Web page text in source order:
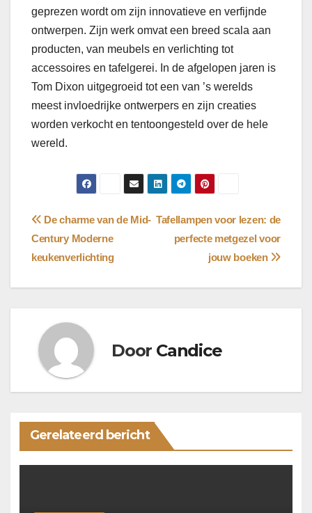
geprezen wordt om zijn innovatieve en verfijnde
ontwerpen. Zijn werk omvat een breed scala aan
producten, van meubels en verlichting tot
accessoires en tafelgerei. In de afgelopen jaren is
Tom Dixon uitgegroeid tot een van ’s werelds
meest invloedrijke ontwerpers en zijn creaties
worden verkocht en tentoongesteld over de hele
wereld.
Bericht
navigatie
Tafellampen voor lezen: de
perfecte metgezel voor
jouw boeken
De charme van de Mid-
Century Moderne
keukenverlichting
Door Candice
Gerelateerd bericht